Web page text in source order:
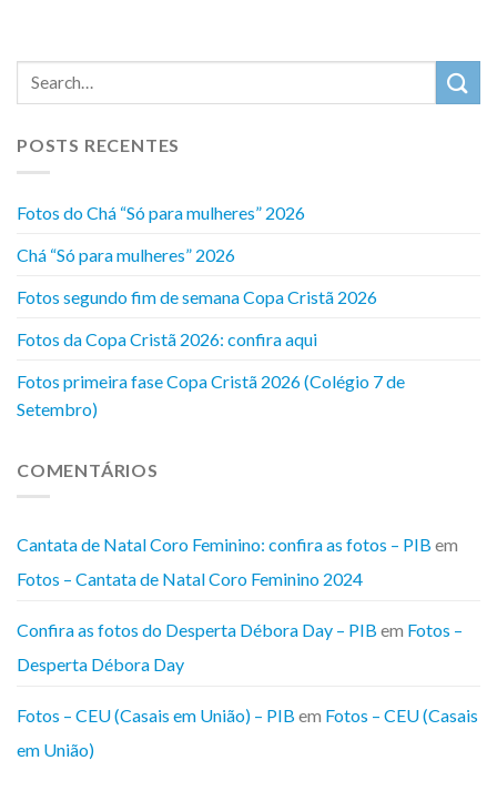
POSTS RECENTES
Fotos do Chá “Só para mulheres” 2026
Chá “Só para mulheres” 2026
Fotos segundo fim de semana Copa Cristã 2026
Fotos da Copa Cristã 2026: confira aqui
Fotos primeira fase Copa Cristã 2026 (Colégio 7 de
Setembro)
COMENTÁRIOS
Cantata de Natal Coro Feminino: confira as fotos – PIB em
Fotos – Cantata de Natal Coro Feminino 2024
Confira as fotos do Desperta Débora Day – PIB em Fotos –
Desperta Débora Day
Fotos – CEU (Casais em União) – PIB em Fotos – CEU (Casais
em União)